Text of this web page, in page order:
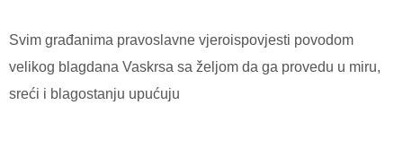
Svim građanima pravoslavne vjeroispovjesti povodom
velikog blagdana Vaskrsa sa željom da ga provedu u miru,
sreći i blagostanju upućuju